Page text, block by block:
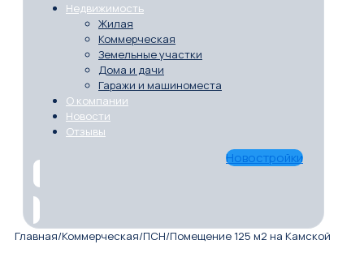
Недвижимость
Жилая
Коммерческая
Земельные участки
Дома и дачи
Гаражи и машиноместа
О компании
Новости
Отзывы
Новостройки
Главная/Коммерческая/ПСН/Помещение 125 м2 на Камской